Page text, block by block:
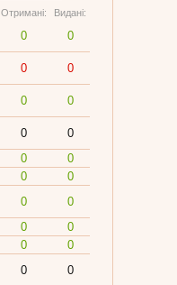
Отримані: Видані:
0 0
0 0
0 0
0
0
0
0
0
0
0
0
0
0
0
0
0
0